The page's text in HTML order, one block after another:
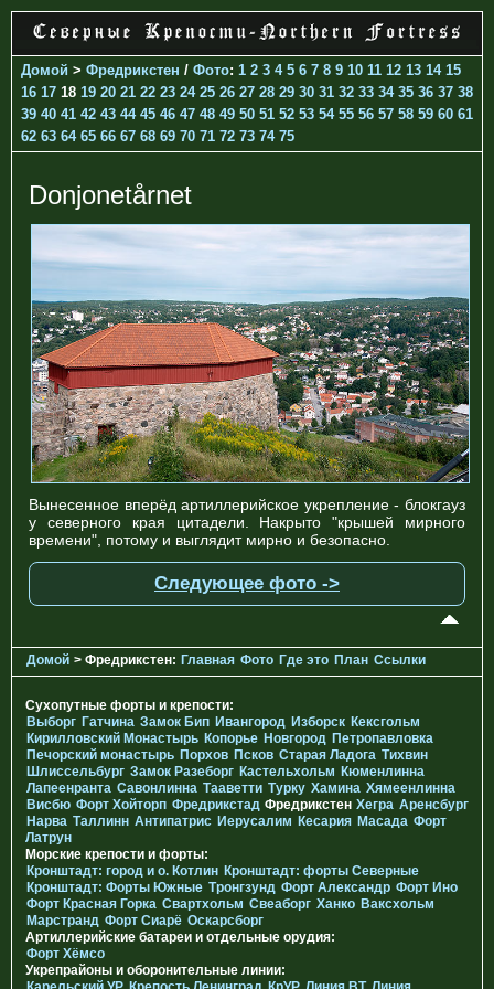
Домой > Фредрикстен / Фото: 1 2 3 4 5 6 7 8 9 10 11 12 13 14 15
16 17 18 19 20 21 22 23 24 25 26 27 28 29 30 31 32 33 34 35 36 37 38
39 40 41 42 43 44 45 46 47 48 49 50 51 52 53 54 55 56 57 58 59 60 61
62 63 64 65 66 67 68 69 70 71 72 73 74 75
Donjonetårnet
Вынесенное вперёд артиллерийское укрепление - блокгауз
у северного края цитадели. Накрыто "крышей мирного
времени", потому и выглядит мирно и безопасно.
Следующее фото ->
Домой > Фредрикстен: Главная Фото Где это План Ссылки
Сухопутные форты и крепости:
Выборг Гатчина Замок Бип Ивангород Изборск Кексгольм
Кирилловский Монастырь Копорье Новгород Петропавловка
Печорcкий монастырь Порхов Псков Старая Ладога Тихвин
Шлиссельбург Замок Разеборг Кастельхольм Кюменлинна
Лапеенранта Савонлинна Тааветти Турку Хамина Хямеенлинна
Висбю Форт Хойторп Фредрикстад Фредрикстен Хегра Аренсбург
Нарва Таллинн Антипатрис Иерусалим Кесария Масада Форт
Латрун
Морские крепости и форты:
Кронштадт: город и о. Котлин Кронштадт: форты Северные
Кронштадт: Форты Южные Тронгзунд Форт Александр Форт Ино
Форт Красная Горка Свартхольм Свеаборг Ханко Ваксхольм
Марстранд Форт Сиарё Оскарсборг
Артиллерийские батареи и отдельные орудия:
Форт Хёмсо
Укрепрайоны и оборонительные линии: